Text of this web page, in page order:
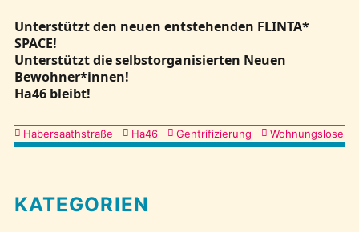
Unterstützt den neuen entstehenden FLINTA*
SPACE!
Unterstützt die selbstorganisierten Neuen
Bewohner*innen!
Ha46 bleibt!
Kategorien
Habersaathstraße Ha46 Gentrifizierung Wohnungslose
KATEGORIEN